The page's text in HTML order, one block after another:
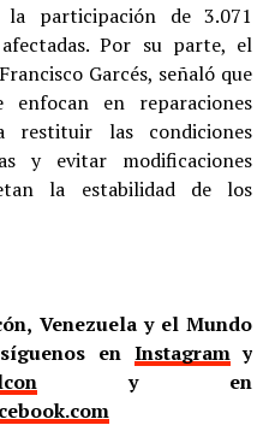
participación de 3.071
Por su parte, el
Garcés, señaló que
enfocan en reparaciones
restituir las condiciones
y evitar modificaciones
la estabilidad de los
Venezuela y el Mundo
síguenos en Instagramy
y en